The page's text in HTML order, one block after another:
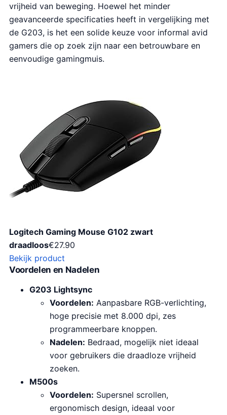
vrijheid van beweging. Hoewel het minder
geavanceerde specificaties heeft in vergelijking met
de G203, is het een solide keuze voor informal avid
gamers die op zoek zijn naar een betrouwbare en
eenvoudige gamingmuis.
Logitech Gaming Mouse G102 zwart
draadloos€27.90
Bekijk product
Voordelen en Nadelen
G203 Lightsync
Voordelen: Aanpasbare RGB-verlichting,
hoge precisie met 8.000 dpi, zes
programmeerbare knoppen.
Nadelen: Bedraad, mogelijk niet ideaal
voor gebruikers die draadloze vrijheid
zoeken.
M500s
Voordelen: Supersnel scrollen,
ergonomisch design, ideaal voor